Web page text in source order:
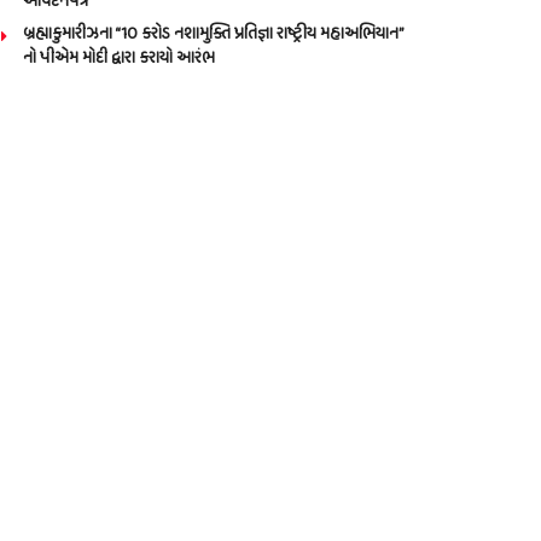
બ્રહ્માકુમારીઝના “10 કરોડ નશામુક્તિ પ્રતિજ્ઞા રાષ્ટ્રીય મહાઅભિયાન”
નો પીએમ મોદી દ્વારા કરાયો આરંભ